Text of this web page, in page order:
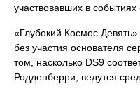
участвовавших в событиях
«Глубокий Космос
без участия основателя
том, насколько DS9
Родденберри, ведутся